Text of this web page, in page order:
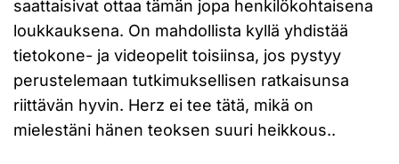
saattaisivat ottaa tämän jopa henkilökohtaisena
loukkauksena. On mahdollista kyllä yhdistää
tietokone- ja videopelit toisiinsa, jos pystyy
perustelemaan tutkimuksellisen ratkaisunsa
riittävän hyvin. Herz ei tee tätä, mikä on
mielestäni hänen teoksen suuri heikkous..